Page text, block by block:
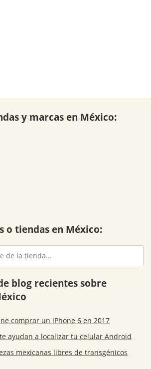
y marcas en México:
o tiendas en México:
blog recientes sobre
comprar un iPhone 6 en 2017
ayudan a localizar tu celular Android
mexicanas libres de transgénicos